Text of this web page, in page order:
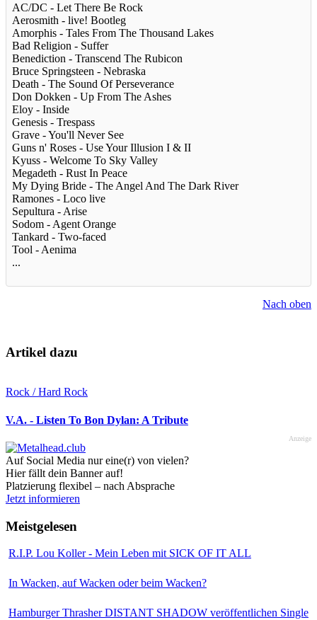
AC/DC - Let There Be Rock
Aerosmith - live! Bootleg
Amorphis - Tales From The Thousand Lakes
Bad Religion - Suffer
Benediction - Transcend The Rubicon
Bruce Springsteen - Nebraska
Death - The Sound Of Perseverance
Don Dokken - Up From The Ashes
Eloy - Inside
Genesis - Trespass
Grave - You'll Never See
Guns n' Roses - Use Your Illusion I & II
Kyuss - Welcome To Sky Valley
Megadeth - Rust In Peace
My Dying Bride - The Angel And The Dark River
Ramones - Loco live
Sepultura - Arise
Sodom - Agent Orange
Tankard - Two-faced
Tool - Aenima
...
Nach oben
Artikel dazu
Rock / Hard Rock
V.A. - Listen To Bon Dylan: A Tribute
Anzeige
Auf Social Media nur eine(r) von vielen?
Hier fällt dein Banner auf!
Platzierung flexibel – nach Absprache
Jetzt informieren
Meistgelesen
R.I.P. Lou Koller - Mein Leben mit SICK OF IT ALL
In Wacken, auf Wacken oder beim Wacken?
Hamburger Thrasher DISTANT SHADOW veröffentlichen Single